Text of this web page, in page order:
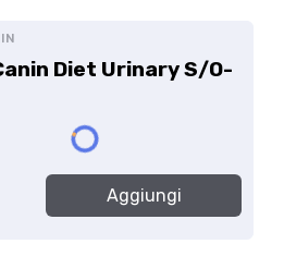
Diet Urinary S/O-
Aggiungi